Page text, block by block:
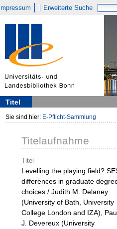
Impressum Erweiterte Suche
Titel
Sie sind hier: E-Pflicht-Sammlung
Titelaufnahme
Titel
Levelling the playing field?
differences in graduate
choices / Judith M. Delaney
(University of Bath, University
College London and IZA),
J. Devereux (University